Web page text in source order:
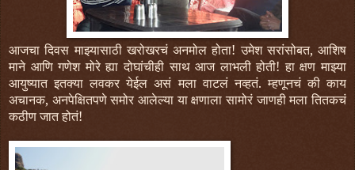
आजचा दिवस माझ्यासाठी खरोखरचं अनमोल होता! उमेश सरांसोबत, आशिष
माने आणि गणेश मोरे ह्या दोघांचीही साथ आज लाभली होती! हा क्षण माझ्या
आयुष्यात इतक्या लवकर येईल असं मला वाटलं नव्हतं. म्हणूनचं की काय
अचानक, अनपेक्षितपणे समोर आलेल्या या क्षणाला सामोरं जाणही मला तितकचं
कठीण जात होतं!